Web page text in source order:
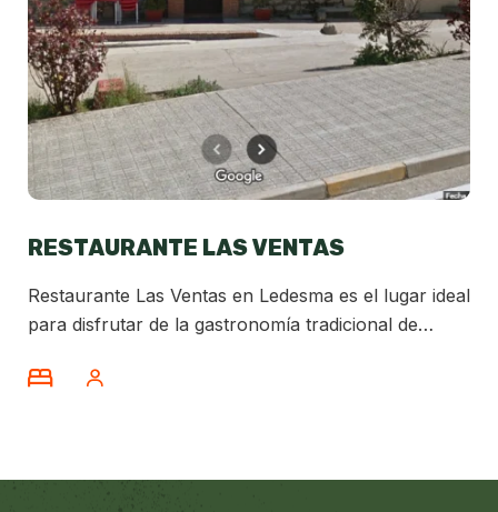
RESTAURANTE LAS VENTAS
Restaurante Las Ventas en Ledesma es el lugar ideal
para disfrutar de la gastronomía tradicional de
carnes a la brasa, embutidos ibéricos y productos